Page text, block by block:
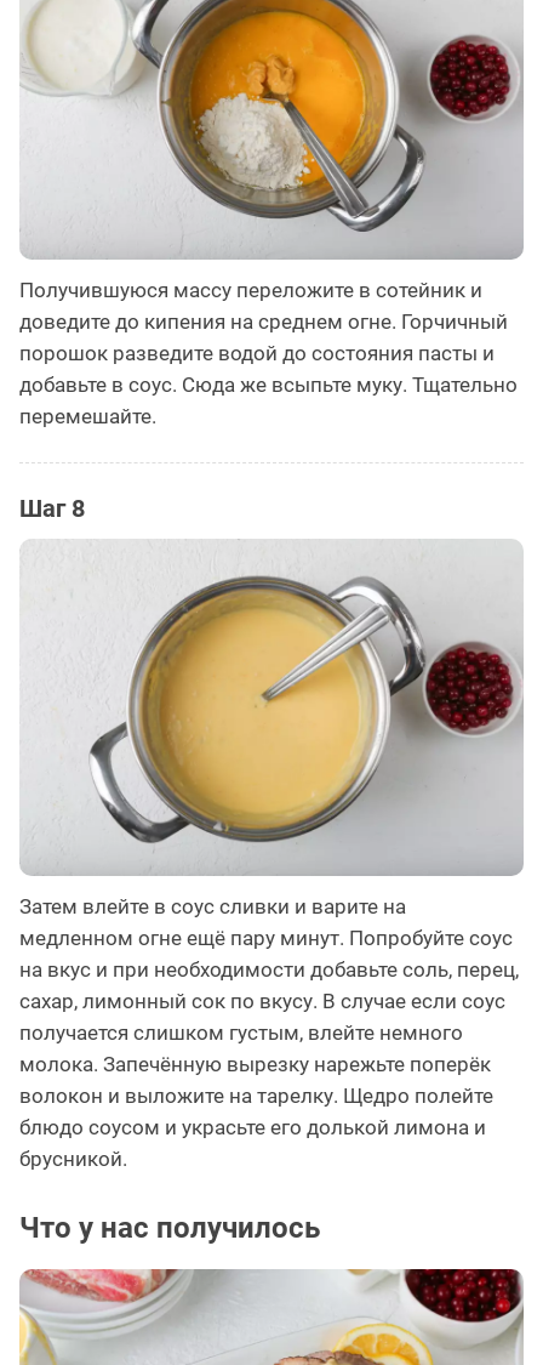
Получившуюся массу переложите в сотейник и
доведите до кипения на среднем огне. Горчичный
порошок разведите водой до состояния пасты и
добавьте в соус. Сюда же всыпьте муку. Тщательно
перемешайте.
Шаг 8
Затем влейте в соус сливки и варите на
медленном огне ещё пару минут. Попробуйте соус
на вкус и при необходимости добавьте соль, перец,
сахар, лимонный сок по вкусу. В случае если соус
получается слишком густым, влейте немного
молока. Запечённую вырезку нарежьте поперёк
волокон и выложите на тарелку. Щедро полейте
блюдо соусом и украсьте его долькой лимона и
брусникой.
Что у нас получилось